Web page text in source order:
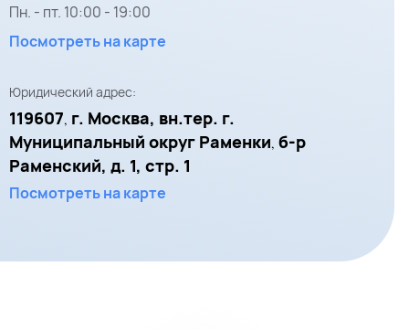
Пн. - пт. 10:00 - 19:00
Посмотреть на карте
Юридический адрес:
119607, г. Москва, вн.тер. г.
Муниципальный округ Раменки, б-р
Раменский, д. 1, стр. 1
Посмотреть на карте